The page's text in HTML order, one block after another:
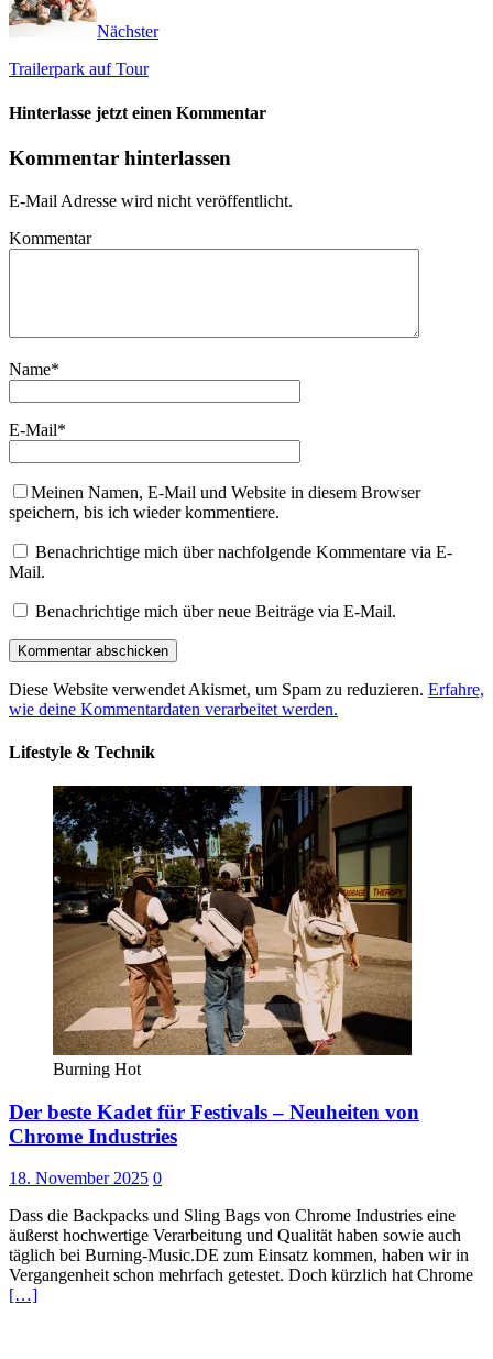
Nächster
Trailerpark auf Tour
Hinterlasse jetzt einen Kommentar
Kommentar hinterlassen
E-Mail Adresse wird nicht veröffentlicht.
Kommentar
Name*
E-Mail*
Meinen Namen, E-Mail und Website in diesem Browser
speichern, bis ich wieder kommentiere.
Benachrichtige mich über nachfolgende Kommentare via E-
Mail.
Benachrichtige mich über neue Beiträge via E-Mail.
Diese Website verwendet Akismet, um Spam zu reduzieren. Erfahre,
wie deine Kommentardaten verarbeitet werden.
Lifestyle & Technik
Burning Hot
Der beste Kadet für Festivals – Neuheiten von
Chrome Industries
18. November 2025 0
Dass die Backpacks und Sling Bags von Chrome Industries eine
äußerst hochwertige Verarbeitung und Qualität haben sowie auch
täglich bei Burning-Music.DE zum Einsatz kommen, haben wir in
Vergangenheit schon mehrfach getestet. Doch kürzlich hat Chrome
[…]